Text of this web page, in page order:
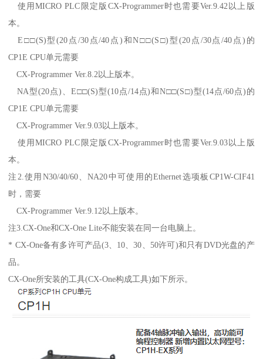
使用MICRO PLC限定版CX-Programmer时也需要Ver.9.42以上版
本。
E□□(S)型(20点/30点/40点)和N□□(S□)型(20点/30点/40点)的
CP1E CPU单元需要
CX-Programmer Ver.8.2以上版本。
NA型(20点)、E□□(S)型(10点/14点)和N□□(S□)型(14点/60点)的
CP1E CPU单元需要
CX-Programmer Ver.9.03以上版本。
使用MICRO PLC限定版CX-Programmer时也需要Ver.9.03以上版
本。
注2.使用N30/40/60、NA20中可使用的Ethernet选项板CP1W-CIF41
时，需要
CX-Programmer Ver.9.12以上版本。
注3.CX-One和CX-One Lite不能安装在同一台电脑上。
* CX-One备有多许可产品(3、10、30、50许可)和只有DVD光盘的产
品。
CX-One所安装的工具(CX-One构成工具)如下所示。